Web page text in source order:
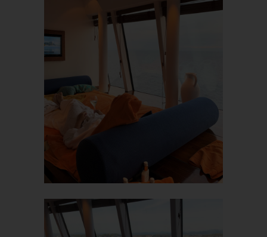
Funktionen unserer Internetseite vollumfänglich nutzbar.
Erfassung von allgemeinen Daten und
Informationen
Die Internetseite erfasst mit jedem Aufruf der Internetseite durch
eine betroffene Person oder ein automatisiertes System eine
Reihe von allgemeinen Daten und Informationen. Diese
allgemeinen Daten und Informationen werden in den Logfiles
des Servers gespeichert. Erfasst werden können die (1)
verwendeten Browsertypen und Versionen, (2) das vom
zugreifenden System verwendete Betriebssystem, (3) die
Internetseite, von welcher ein zugreifendes System auf unsere
Internetseite gelangt (sogenannte Referrer), (4) die
unserer Internetseite angesteuert werden, (5) das Datum und
die Uhrzeit eines Zugriffs auf die Internetseite, (6) eine Internet-
Protokoll-Adresse (IP-Adresse), (7) der Internet-Service-